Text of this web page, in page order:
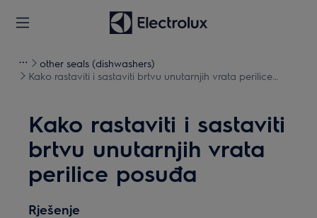
other seals (dishwashers)
Kako rastaviti i sastaviti brtvu unutarnjih vrata perilice
Kako rastaviti i sastaviti
brtvu unutarnjih vrata
perilice posuđa
Rješenje